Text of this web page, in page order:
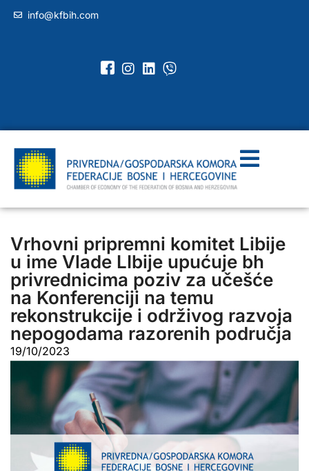
info@kfbih.com
Vrhovni pripremni komitet Libije
u ime Vlade LIbije upućuje bh
privrednicima poziv za učešće
na Konferenciji na temu
rekonstrukcije i održivog razvoja
nepogodama razorenih područja
19/10/2023